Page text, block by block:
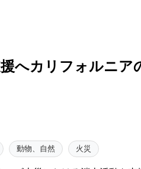
へカリフォルニア
動物、自然 火災